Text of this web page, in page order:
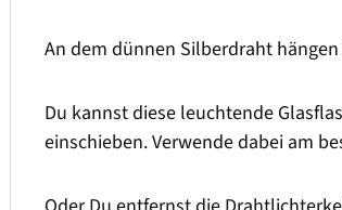
An dem dünnen Silberdraht hängen
Du kannst diese leuchtende
einschieben. Verwende dabei am